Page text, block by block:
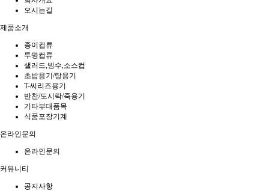
오시는길
제품소개
종이컵류
투명컵류
샐러드,빙수,소스컵
초밥용기/탕용기
T-씨리즈용기
반찬/도시락/죽용기
기타부대품목
식품포장기계
온라인문의
온라인문의
커뮤니티
공지사항